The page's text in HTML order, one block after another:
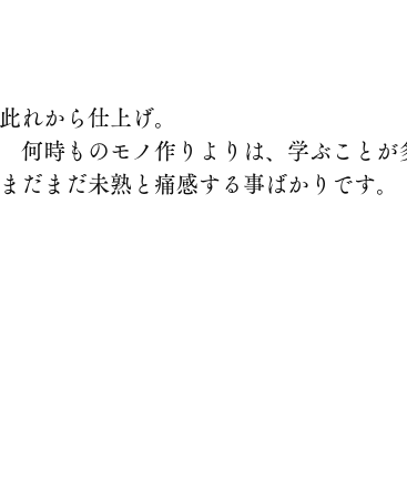
此れから仕上げ。
何時ものモノ作りよりは、学ぶことが
まだまだ未熟と痛感する事ばかりです。